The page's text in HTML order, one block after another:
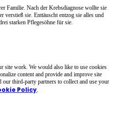
Familie. Nach der Krebsdiagnose wollte sie
sie. Enttäuscht entzog sie alles und
starken Pflegesöhne für sie.
site work. We would also like to use cookies
content and provide and improve site
third-party partners to collect and use your
Policy.